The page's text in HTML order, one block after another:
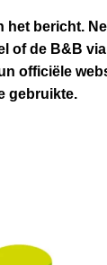
het bericht.
of de B&B
officiële
gebruikte.